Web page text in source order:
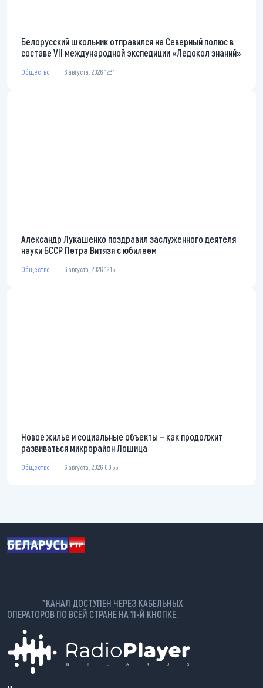
Белорусский школьник отправился на Северный полюс в
составе VII международной экспедиции «Ледокол знаний»
Общество 6 августа, 2026 12:31
Александр Лукашенко поздравил заслуженного деятеля
науки БССР Петра Витязя с юбилеем
Общество 6 августа, 2026 12:15
Новое жилье и социальные объекты – как продолжит
развиваться микрорайон Лошица
Общество 6 августа, 2026 09:55
*КАНАЛ ДОСТУПЕН ЧЕРЕЗ КАБЕЛЬНЫХ
ОПЕРАТОРОВ ПО ВСЕЙ СТРАНЕ НА 11-Й КНОПКЕ.